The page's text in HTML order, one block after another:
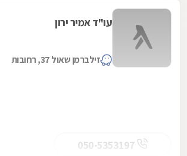
עו"ד אמיר ירון
זילברמן שאול 37, רחובות